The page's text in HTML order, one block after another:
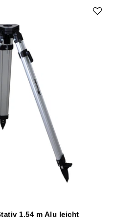
1,54 m Alu leicht